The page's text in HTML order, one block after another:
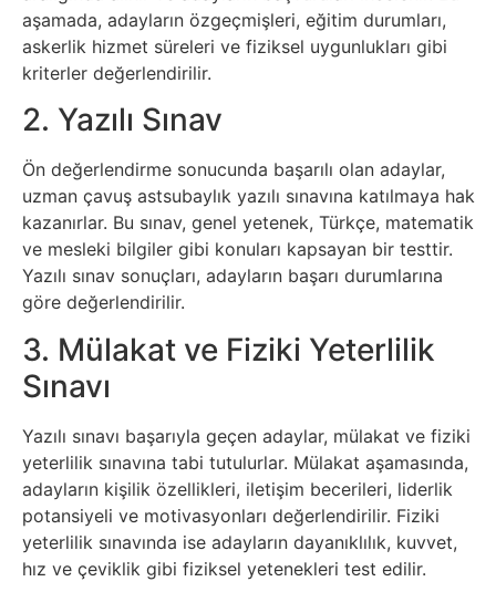
Tasarım
Güvenlik
Haber
Hayvanlar
Hobi
Hosting
Hukuk
İnstagram
İnternet
İnternetten
aşamada, adayların özgeçmişleri, eğitim durumları,
askerlik hizmet süreleri ve fiziksel uygunlukları gibi
kriterler değerlendirilir.
2. Yazılı Sınav
Ön değerlendirme sonucunda başarılı olan adaylar,
uzman çavuş astsubaylık yazılı sınavına katılmaya hak
kazanırlar. Bu sınav, genel yetenek, Türkçe, matematik
ve mesleki bilgiler gibi konuları kapsayan bir testtir.
Yazılı sınav sonuçları, adayların başarı durumlarına
göre değerlendirilir.
3. Mülakat ve Fiziki Yeterlilik
Sınavı
Yazılı sınavı başarıyla geçen adaylar, mülakat ve fiziki
yeterlilik sınavına tabi tutulurlar. Mülakat aşamasında,
adayların kişilik özellikleri, iletişim becerileri, liderlik
potansiyeli ve motivasyonları değerlendirilir. Fiziki
yeterlilik sınavında ise adayların dayanıklılık, kuvvet,
hız ve çeviklik gibi fiziksel yetenekleri test edilir.